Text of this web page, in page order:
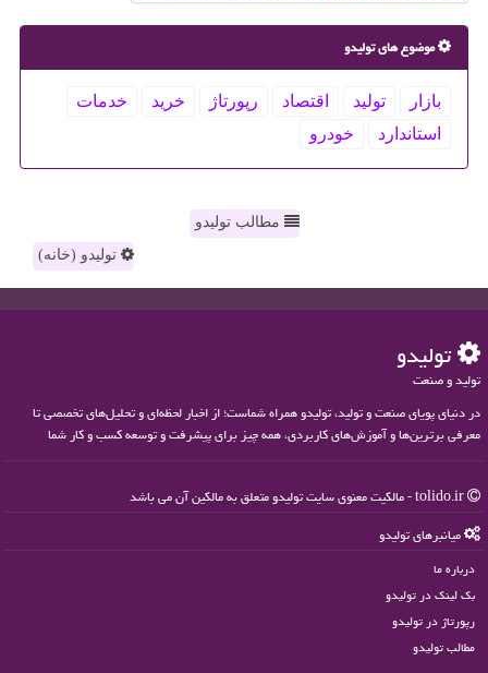
موضوع های تولیدو
بازار تولید اقتصاد رپورتاژ خرید
خدمات
استاندارد
خودرو
مطالب تولیدو
تولیدو (خانه)
تولیدو
تولید و صنعت
در دنیای پویای صنعت و تولید، تولیدو همراه شماست؛ از اخبار لحظه‌ای و تحلیل‌های تخصصی تا
معرفی برترین‌ها و آموزش‌های کاربردی، همه چیز برای پیشرفت و توسعه کسب و کار شما
میانبرهای تولیدو
درباره ما
بک لینک در تولیدو
رپورتاژ در تولیدو
مطالب تولیدو